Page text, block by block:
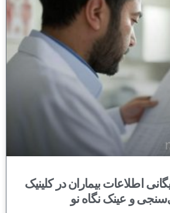
اطلاعات بیماران در کلینیک
و عینک نگاه نو